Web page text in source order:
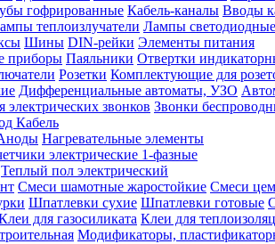
гофрированные Кабель-каналы Вводы
теплоизлучатели Лампы светодиодные
Шины DIN-рейки Элементы питания
приборы Паяльники Отвертки
Розетки Комплектующие для
Дифференциальные автоматы, УЗО
электрических звонков Звонки
Кабель
Нагревательные элементы
электрические 1-фазные
Теплый пол электрический
Смеси шамотные жаростойкие Смеси
Шпатлевки сухие Шпатлевки готовые
для газосиликата Клеи для
Модификаторы,